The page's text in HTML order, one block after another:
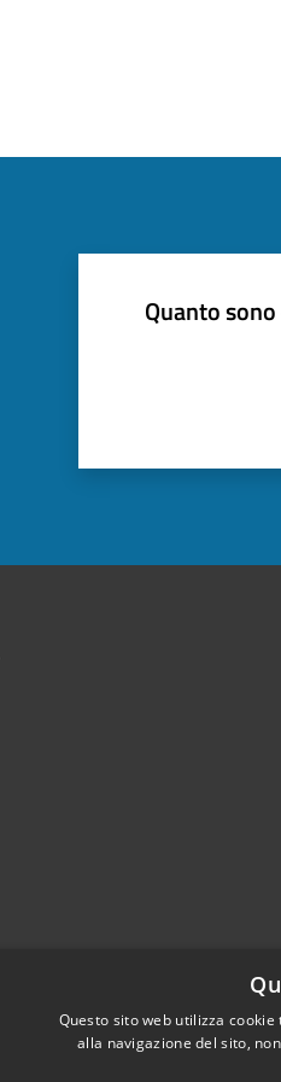
Quanto
di Faleria
Questo sito web utilizza
alla navigazione del sito,